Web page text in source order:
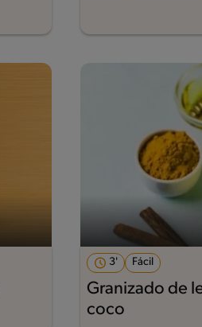
3' Fácil
Granizado de
coco